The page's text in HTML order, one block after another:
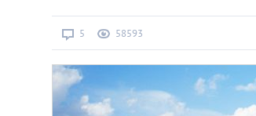
Все страны
Великобритания
5 58593